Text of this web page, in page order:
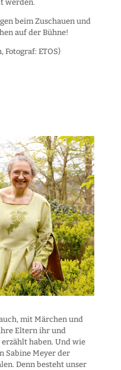
werden.
beim Zuschauen und
auf der Bühne!
Fotograf: ETOS)
mit Märchen und
Eltern ihr und
haben. Und wie
Sabine Meyer der
Denn besteht unser